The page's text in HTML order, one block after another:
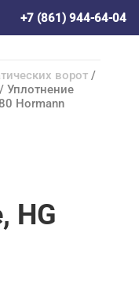
+7 (861) 944-64-04
ворот /
/ Уплотнение
Hormann
HG